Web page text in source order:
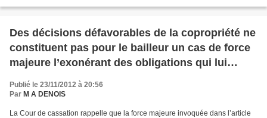
Des décisions défavorables de la copropriété ne
constituent pas pour le bailleur un cas de force
majeure l’exonérant des obligations qui lui
incombent
Publié le 23/11/2012 à 20:56
Par M A DENOIS
La Cour de cassation rappelle que la force majeure invoquée dans l’article